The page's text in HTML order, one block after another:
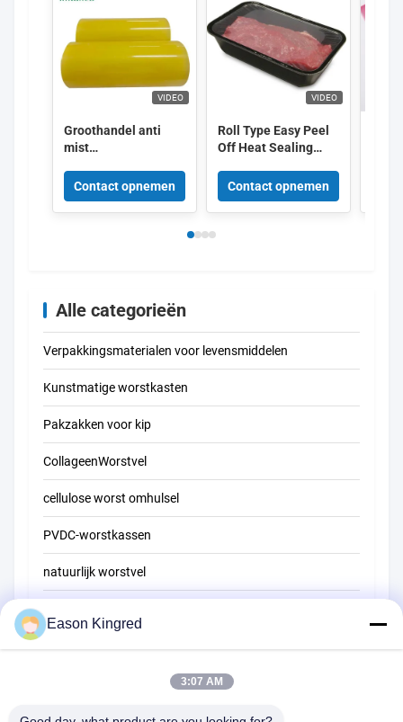
VIDEO
Groothandel anti
mist
doorzichtige kleur
PVC-film voor fruit
Contact opnemen
VIDEO
Roll Type Easy Peel
Off Heat Sealing
Anti-fog Film Voor
vers voedsel
Contact opnemen
Alle categorieën
Verpakkingsmaterialen voor levensmiddelen
Kunstmatige worstkasten
Pakzakken voor kip
CollageenWorstvel
cellulose worst omhulsel
PVDC-worstkassen
natuurlijk worstvel
Verpakkingsfilm voor levensmiddelen
Eason Kingred
3:07 AM